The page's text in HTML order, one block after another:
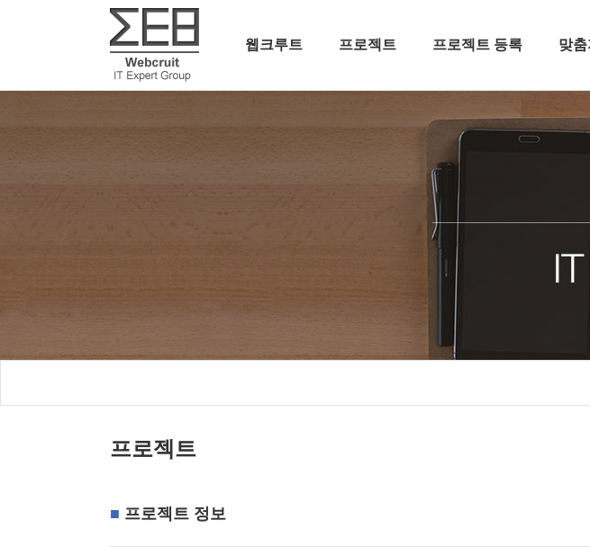
웹크루트 프로젝트 프로젝트 등록 맞춤
프로젝트
프로젝트 정보